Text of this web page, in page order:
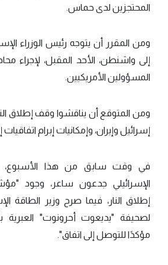
المحتجزين لدى حماس.
ومن المقرر أن يتوجه رئيس الوزراء
إلى واشنطن، الأحد المقبل، لإجراء
المسؤولين الأمريكيين.
ومن المتوقع أن يناقشوا وقف إطلاق
إسرائيل وإيران، وإمكانيات إبرام اتفاقيات
في وقت سابق من هذا الأسبوع،
الإسرائيلي جدعون ساعر، وجود
إطلاق النار، فيما صرح وزير الطاقة
لصحيفة "يديعوت أحرونوت" العبرية
مؤكدًا للتوصل إلى اتفاق".